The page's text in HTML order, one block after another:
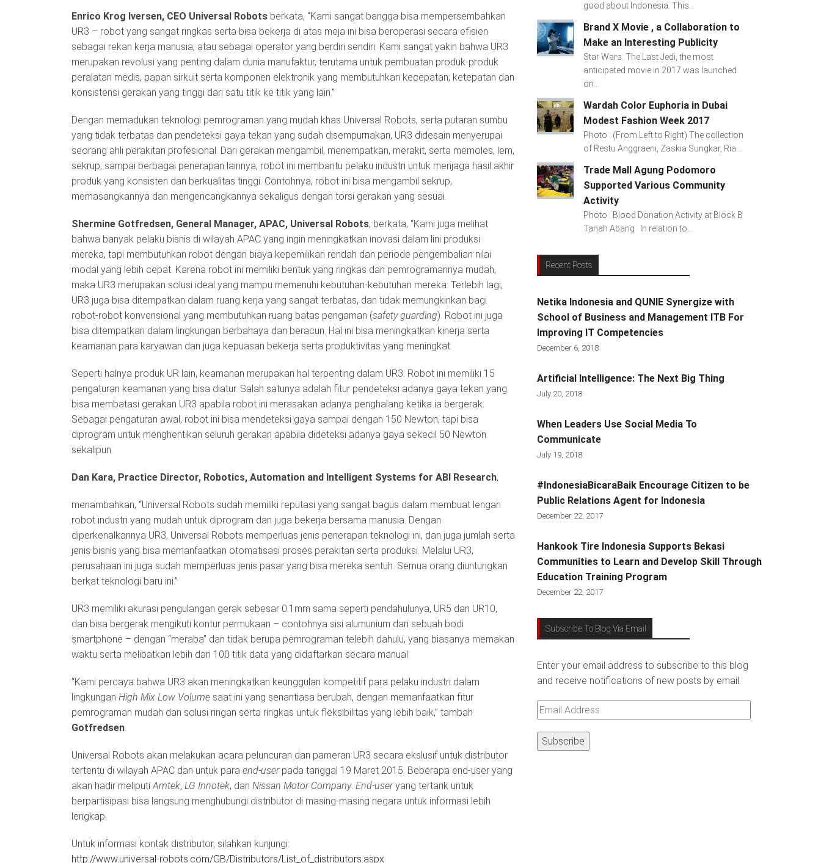
Enrico Krog Iversen, CEO Universal Robots berkata, “Kami sangat bangga bisa mempersembahkan
UR3 – robot yang sangat ringkas serta bisa bekerja di atas meja ini bisa beroperasi secara efisien
sebagai rekan kerja manusia, atau sebagai operator yang berdiri sendiri. Kami sangat yakin bahwa UR3
merupakan revolusi yang penting dalam dunia manufaktur, terutama untuk pembuatan produk-produk
peralatan medis, papan sirkuit serta komponen elektronik yang membutuhkan kecepatan, ketepatan dan
konsistensi gerakan yang tinggi dari satu titik ke titik yang lain.”
Dengan memadukan teknologi pemrograman yang mudah khas Universal Robots, serta putaran sumbu
yang tidak terbatas dan pendeteksi gaya tekan yang sudah disempurnakan, UR3 didesain menyerupai
seorang ahli perakitan profesional. Dari gerakan mengambil, menempatkan, merakit, serta memoles, lem,
sekrup, sampai berbagai penerapan lainnya, robot ini membantu pelaku industri untuk menjaga hasil akhir
produk yang konsisten dan berkualitas tinggi. Contohnya, robot ini bisa mengambil sekrup,
memasangkannya dan mengencangkannya sekaligus dengan torsi gerakan yang sesuai.
Shermine Gotfredsen, General Manager, APAC, Universal Robots, berkata, “Kami juga melihat
bahwa banyak pelaku bisnis di wilayah APAC yang ingin meningkatkan inovasi dalam lini produksi
mereka, tapi membutuhkan robot dengan biaya kepemilikan rendah dan periode pengembalian nilai
modal yang lebih cepat. Karena robot ini memiliki bentuk yang ringkas dan pemrogramannya mudah,
maka UR3 merupakan solusi ideal yang mampu memenuhi kebutuhan-kebutuhan mereka. Terlebih lagi,
UR3 juga bisa ditempatkan dalam ruang kerja yang sangat terbatas, dan tidak memungkinkan bagi
robot-robot konvensional yang membutuhkan ruang batas pengaman (safety guarding). Robot ini juga
bisa ditempatkan dalam lingkungan berbahaya dan beracun. Hal ini bisa meningkatkan kinerja serta
keamanan para karyawan dan juga kepuasan bekerja serta produktivitas yang meningkat.
Seperti halnya produk UR lain, keamanan merupakan hal terpenting dalam UR3. Robot ini memiliki 15
pengaturan keamanan yang bisa diatur. Salah satunya adalah fitur pendeteksi adanya gaya tekan yang
bisa membatasi gerakan UR3 apabila robot ini merasakan adanya penghalang ketika ia bergerak.
Sebagai pengaturan awal, robot ini bisa mendeteksi gaya sampai dengan 150 Newton, tapi bisa
diprogram untuk menghentikan seluruh gerakan apabila dideteksi adanya gaya sekecil 50 Newton
sekalipun.
Dan Kara, Practice Director, Robotics, Automation and Intelligent Systems for ABI Research,
menambahkan, “Universal Robots sudah memiliki reputasi yang sangat bagus dalam membuat lengan
robot industri yang mudah untuk diprogram dan juga bekerja bersama manusia. Dengan
diperkenalkannya UR3, Universal Robots memperluas jenis penerapan teknologi ini, dan juga jumlah serta
jenis bisnis yang bisa memanfaatkan otomatisasi proses perakitan serta produksi. Melalui UR3,
perusahaan ini juga sudah memperluas jenis pasar yang bisa mereka sentuh. Semua orang diuntungkan
berkat teknologi baru ini.”
UR3 memiliki akurasi pengulangan gerak sebesar 0.1mm sama seperti pendahulunya, UR5 dan UR10,
dan bisa bergerak mengikuti kontur permukaan – contohnya sisi alumunium dari sebuah bodi
smartphone – dengan “meraba” dan tidak berupa pemrograman telebih dahulu, yang biasanya memakan
waktu serta melibatkan lebih dari 100 titik data yang didaftarkan secara manual.
“Kami percaya bahwa UR3 akan meningkatkan keunggulan kompetitif para pelaku industri dalam
lingkungan High Mix Low Volume saat ini yang senantiasa berubah, dengan memanfaatkan fitur
pemrograman mudah dan solusi ringan serta ringkas untuk fleksibilitas yang lebih baik,” tambah
Gotfredsen.
Universal Robots akan melakukan acara peluncuran dan pameran UR3 secara ekslusif untuk distributor
tertentu di wilayah APAC dan untuk para end-userpada tanggal 19 Maret 2015. Beberapa end-user yang
akan hadir meliputiAmtek, LG Innotek, dan Nissan Motor Company. End-useryang tertarik untuk
berpartisipasi bisa langsung menghubungi distributor di masing-masing negara untuk informasi lebih
lengkap.
Untuk informasi kontak distributor, silahkan kunjungi:
http://www.universal-robots.com/GB/Distributors/List_of_distributors.aspx
good about Indonesia. This...
Brand X Movie , a Collaboration to
Make an Interesting Publicity
Star Wars: The Last Jedi, the most
anticipated movie in 2017 was launched
on...
Wardah Color Euphoria in Dubai
Modest Fashion Week 2017
Photo : (From Left to Right) The collection
of Restu Anggraeni, Zaskia Sungkar, Ria...
Trade Mall Agung Podomoro
Supported Various Community
Activity
Photo : Blood Donation Activity at Block B
Tanah Abang In relation to...
Recent Posts
Netika Indonesia and QUNIE Synergize with
School of Business and Management ITB For
Improving IT Competencies
December 6, 2018
Artificial Intelligence: The Next Big Thing
July 20, 2018
When Leaders Use Social Media To
Communicate
July 19, 2018
#IndonesiaBicaraBaik Encourage Citizen to be
Public Relations Agent for Indonesia
December 22, 2017
Hankook Tire Indonesia Supports Bekasi
Communities to Learn and Develop Skill Through
Education Training Program
December 22, 2017
Subscribe To Blog Via Email
Enter your email address to subscribe to this blog
and receive notifications of new posts by email.
Email
Address